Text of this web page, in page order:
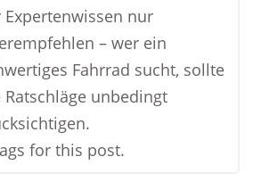
Expertenwissen nur
– wer ein
Fahrrad sucht, sollte
Ratschläge unbedingt
for this post.